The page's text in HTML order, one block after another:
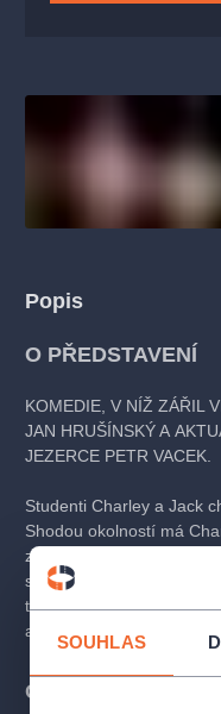
SOUHLAS
Popis
O PŘEDSTAVENÍ
KOMEDIE, V NÍŽ ZÁŘIL
JAN HRUŠÍNSKÝ A
JEZERCE PETR VACEK.
Studenti Charley a Jack
Shodou okolností má
z Brazílie. Její příjezd se
spolužáka Babse, aby se
tetičky. Celý příběh
a Babsovy lásky Elly.
Obsazení